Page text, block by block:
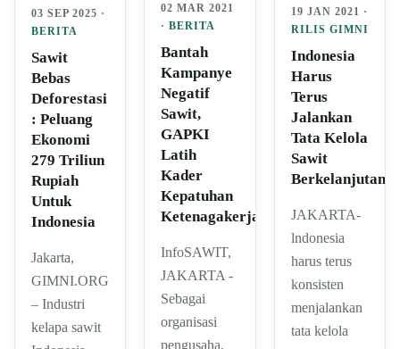
03 SEP 2025 ·
BERITA
Sawit
Bebas
Deforestasi
: Peluang
Ekonomi
279 Triliun
Rupiah
Untuk
Indonesia
Jakarta,
GIMNI.ORG
– Industri
kelapa sawit
02 MAR 2021
·BERITA
Bantah
Kampanye
Negatif
Sawit,
GAPKI
Latih
Kader
Kepatuhan
Ketenagakerjaan
InfoSAWIT,
JAKARTA -
Sebagai
organisasi
pengusaha,
19 JAN 2021 ·
RILIS GIMNI
Indonesia
Harus
Terus
Jalankan
Tata Kelola
Sawit
Berkelanjutan
JAKARTA-
lndonesia
harus terus
konsisten
menjalankan
tata kelola